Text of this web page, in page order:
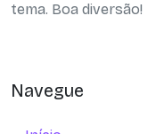
tema. Boa diversão!
Navegue